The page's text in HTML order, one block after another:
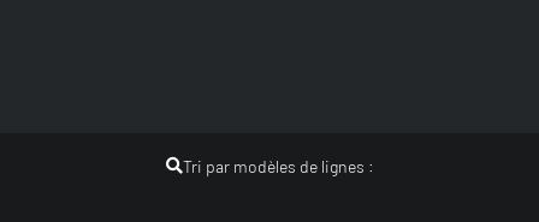
Tri par modèles de lignes :